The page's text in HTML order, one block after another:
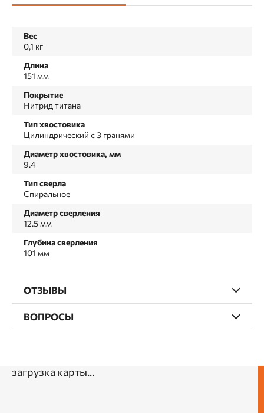
Вес
0,1 кг
Длина
151 мм
Покрытие
Нитрид титана
Тип хвостовика
Цилиндрический c 3 гранями
Диаметр хвостовика, мм
9.4
Тип сверла
Спиральное
Диаметр сверления
12.5 мм
Глубина сверления
101 мм
ОТЗЫВЫ
ВОПРОСЫ
загрузка карты...